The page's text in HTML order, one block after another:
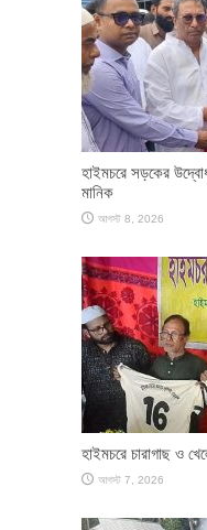
হাইমচরে সড়কের
মানিক
আগস্ট 8, 2026
হাইমচরে চারাগাছ ও
আগস্ট 7, 2026